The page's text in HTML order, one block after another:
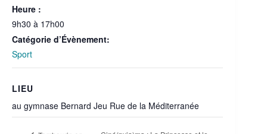
Heure :
9h30 à 17h00
Catégorie d’Évènement:
Sport
LIEU
au gymnase Bernard Jeu Rue de la Méditerranée